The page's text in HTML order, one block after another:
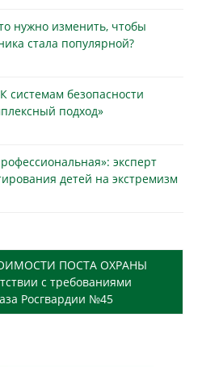
нужно изменить, чтобы
стала популярной?
системам безопасности
подход»
эксперт
детей на экстремизм
ПОСТА ОХРАНЫ
с требованиями
Росгвардии №45